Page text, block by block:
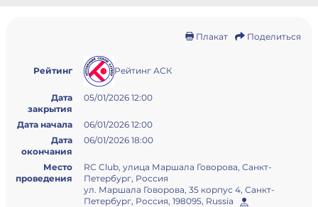
Плакат Поделиться
Рейтинг Рейтинг АСК
Дата
закрытия
05/01/2026 12:00
Дата начала
06/01/2026 12:00
Дата
окончания
06/01/2026 18:00
Место
проведения
RC Club, улица Маршала Говорова, Санкт-
Петербург, Россия
ул. Маршала Говорова, 35 корпус 4, Санкт-
Петербург, Россия, 198095, Russia